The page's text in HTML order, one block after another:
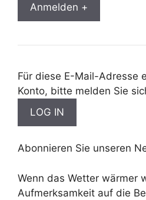
Anmelden +
Für diese E-Mail-Adresse
Konto, bitte melden Sie
Abonnieren Sie unseren
Wenn das Wetter wärmer
Aufmerksamkeit auf die